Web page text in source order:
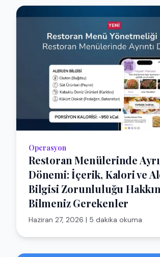
Operasyon
Restoran Menülerinde
Dönemi: İçerik, Kalori ve
Bilgisi Zorunluluğu
Bilmeniz Gerekenler
Haziran 27, 2026 | 5 dakika okuma